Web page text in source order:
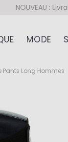
NOUVEAU :
MODE
Pants Long Hommes